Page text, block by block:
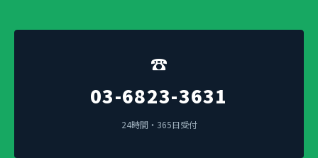
☎
03-6823-3631
24時間・365日受付